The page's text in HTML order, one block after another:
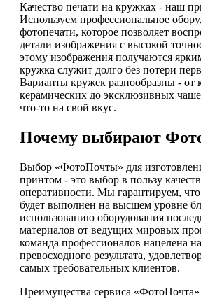
Качество печати на кружках - наш
Используем профессиональное
фотопечати, которое позволяет
детали изображения с высокой
этому изображения получаются
кружка служит долго без потери
Варианты кружек разнообразны - от
керамических до эксклюзивных
что-то на свой вкус.
Почему выбирают
Выбор «ФотоПочты» для
принтом - это выбор в пользу
оперативности. Мы гарантируем,
будет выполнен на высшем уровне
использованию оборудования
материалов от ведущих мировых
команда профессионалов нацелена
превосходного результата,
самых требовательных клиентов.
Преимущества сервиса